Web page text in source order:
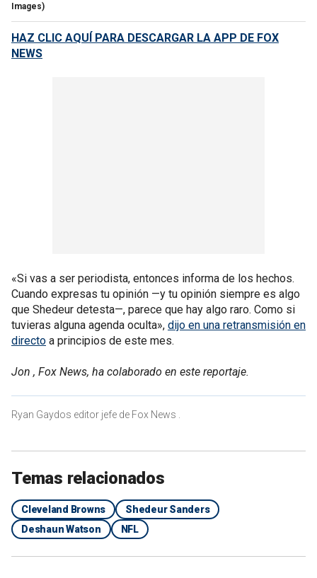
Images)
HAZ CLIC AQUÍ PARA DESCARGAR LA APP DE FOX
NEWS
«Si vas a ser periodista, entonces informa de los hechos.
Cuando expresas tu opinión —y tu opinión siempre es algo
que Shedeur detesta—, parece que hay algo raro. Como si
tuvieras alguna agenda oculta», dijo en una retransmisión en
directo a principios de este mes.
Jon , Fox News, ha colaborado en este reportaje.
Ryan Gaydos editor jefe de Fox News .
Temas relacionados
Cleveland Browns
Shedeur Sanders
Deshaun Watson
NFL